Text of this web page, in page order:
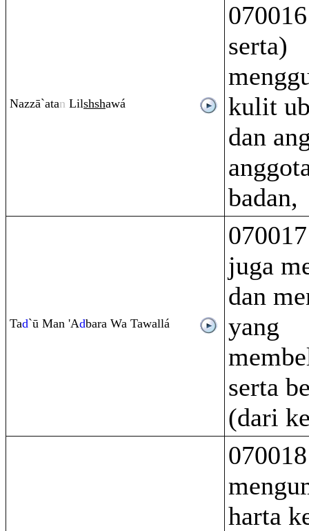
Nazzā`atan Lilshshawá
serta)
kulit
dan
badan,
Tad`ū Man 'Adbara Wa Tawallá
juga
dan
yang
serta
(dari
harta